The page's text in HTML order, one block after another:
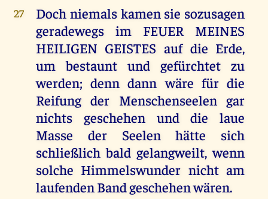
27
Doch niemals kamen sie sozusagen
geradewegs im FEUER MEINES
HEILIGEN GEISTES auf die Erde,
um bestaunt und gefürchtet zu
werden; denn dann wäre für die
Reifung der Menschenseelen gar
nichts geschehen und die laue
Masse der Seelen hätte sich
schließlich bald gelangweilt, wenn
solche Himmelswunder nicht am
laufenden Band geschehen wären.